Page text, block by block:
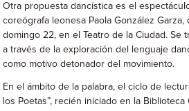
Otra propuesta dancística es el
coreógrafa leonesa Paola González Garza,
domingo 22, en el Teatro de la Ciudad. Se
a través de la exploración del lenguaje
como motivo detonador del movimiento.
En el ámbito de la palabra, el ciclo de
los Poetas”, recién iniciado en la